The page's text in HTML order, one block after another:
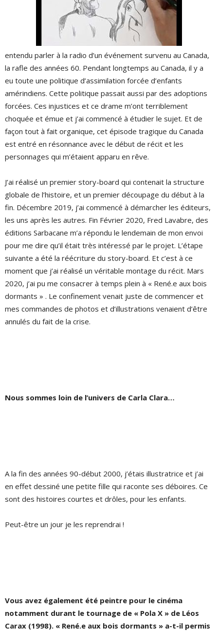
entendu parler à la radio d’un événement survenu au Canada,
la rafle des années 60. Pendant longtemps au Canada, il y a
eu toute une politique d’assimilation forcée d’enfants
amérindiens. Cette politique passait aussi par des adoptions
forcées. Ces injustices et ce drame m’ont terriblement
choquée et émue et j’ai commencé à étudier le sujet. Et de
façon tout à fait organique, cet épisode tragique du Canada
est entré en résonnance avec le début de récit et les
personnages qui m’étaient apparu en rêve.
J’ai réalisé un premier story-board qui contenait la structure
globale de l’histoire, et un premier découpage du début à la
fin. Décembre 2019, j’ai commencé à démarcher les éditeurs,
les uns après les autres. Fin Février 2020, Fred Lavabre, des
éditions Sarbacane m’a répondu le lendemain de mon envoi
pour me dire qu’il était très intéressé par le projet. L’étape
suivante a été la réécriture du story-board. Et c’est à ce
moment que j’ai réalisé un véritable montage du récit. Mars
2020, j’ai pu me consacrer à temps plein à « René.e aux bois
dormants » . Le confinement venait juste de commencer et
mes commandes de photos et d’illustrations venaient d’être
annulés du fait de la crise.
Nous sommes loin de l’univers de Carla Clara…
A la fin des années 90-début 2000, j’étais illustratrice et j’ai
en effet dessiné une petite fille qui raconte ses déboires. Ce
sont des histoires courtes et drôles, pour les enfants.
Peut-être un jour je les reprendrai !
Vous avez également été peintre pour le cinéma
notamment durant le tournage de « Pola X » de Léos
Carax (1998). « René.e aux bois dormants » a-t-il permis